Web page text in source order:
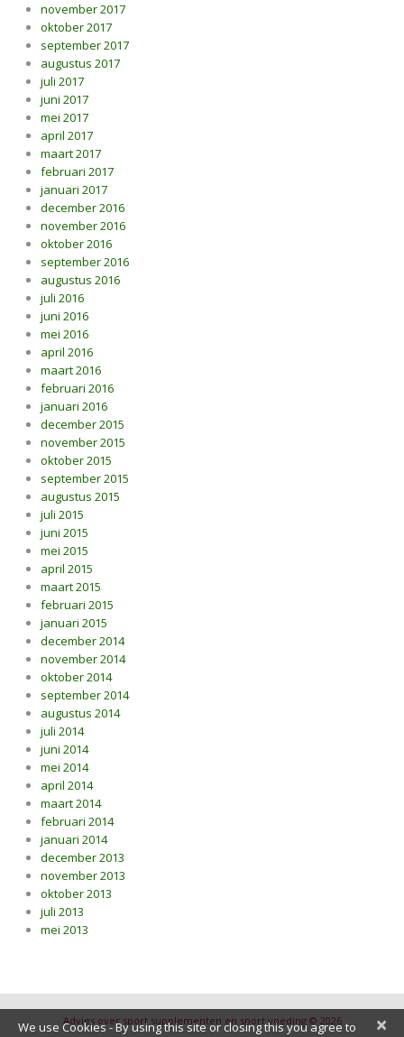
november 2017
oktober 2017
september 2017
augustus 2017
juli 2017
juni 2017
mei 2017
april 2017
maart 2017
februari 2017
januari 2017
december 2016
november 2016
oktober 2016
september 2016
augustus 2016
juli 2016
juni 2016
mei 2016
april 2016
maart 2016
februari 2016
januari 2016
december 2015
november 2015
oktober 2015
september 2015
augustus 2015
juli 2015
juni 2015
mei 2015
april 2015
maart 2015
februari 2015
januari 2015
december 2014
november 2014
oktober 2014
september 2014
augustus 2014
juli 2014
juni 2014
mei 2014
april 2014
maart 2014
februari 2014
januari 2014
december 2013
november 2013
oktober 2013
juli 2013
mei 2013
Advies over sport supplementen en sport voeding © 2026 ×
We use Cookies - By using this site or closing this you agree to